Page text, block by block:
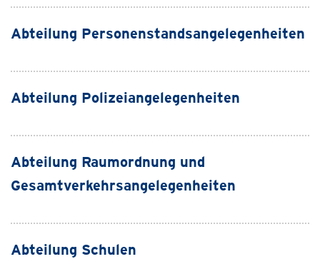
Abteilung Personenstandsangelegenheiten
Abteilung Polizeiangelegenheiten
Abteilung Raumordnung und
Gesamtverkehrsangelegenheiten
Abteilung Schulen